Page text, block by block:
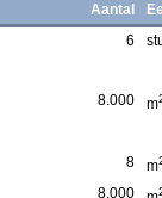
Aantal
6
8.000 m
8 m
8.000